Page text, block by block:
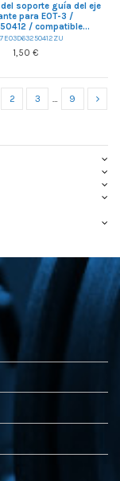
soporte guía del eje
para EOT-3 /
/ compatible...
1,50 €
2 3 9